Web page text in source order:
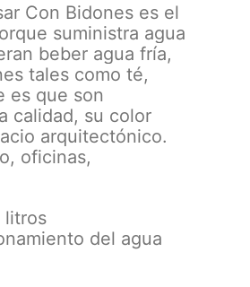
Con Bidones es el
suministra agua
beber agua fría,
tales como té,
es que son
calidad, su color
arquitectónico.
oficinas,
litros
del agua